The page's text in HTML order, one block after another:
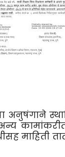
अनुषंगाने
माहिती